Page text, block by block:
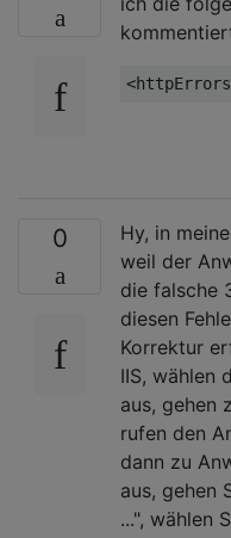
0
Hy, in
weil der
die falsche
diesen
Korrektur
IIS, wählen
aus, gehen
rufen den
dann zu
aus, gehen
...", wählen